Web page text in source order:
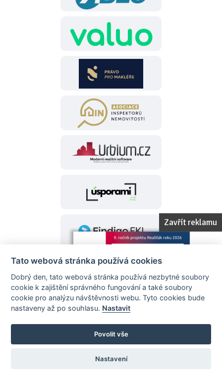
Zavřít reklamu
Záštita projektu
Tato webová stránka používá cookies
Dobrý den, tato webová stránka používá nezbytné soubory
cookie k zajištění správného fungování a také soubory
cookie pro analýzu návštěvnosti webu. Tyto cookies bude
nastaveny až po souhlasu. Nastavit
Povolit vše
Nastavení